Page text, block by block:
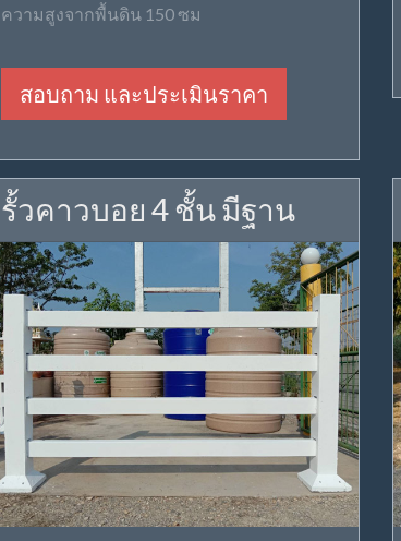
ความสูงจากพื้นดิน 150 ซม
สอบถาม และประเมินราคา
รั้วคาวบอย 4 ชั้น มีฐาน